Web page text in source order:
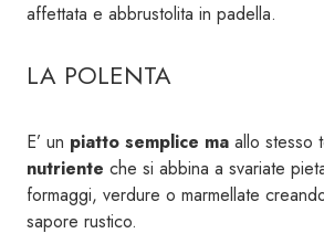
affettata e abbrustolita in padella.
LA POLENTA
E’ un piatto semplice ma allo stesso
nutriente che si abbina a svariate
formaggi, verdure o marmellate
sapore rustico.